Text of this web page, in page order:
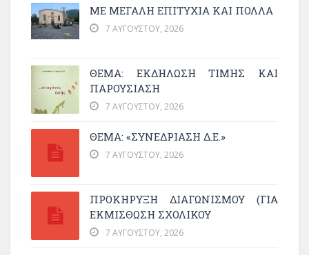
ΜΕ ΜΕΓΆΛΗ ΕΠΙΤΥΧΊΑ ΚΑΙ ΠΟΛΛΆ
7 ΑΥΓΟΎΣΤΟΥ, 2026
ΘΈΜΑ: ΕΚΔΉΛΩΣΗ ΤΙΜΉΣ ΚΑΙ
ΠΑΡΟΥΣΊΑΣΗ
7 ΑΥΓΟΎΣΤΟΥ, 2026
ΘΕΜΑ: «ΣΥΝΕΔΡΊΑΣΗ Δ.Ε.»
7 ΑΥΓΟΎΣΤΟΥ, 2026
ΠΡΟΚΗΡΥΞΗ ΔΙΑΓΩΝΙΣΜΟΥ (ΓΙΑ
ΕΚΜΊΣΘΩΣΗ ΣΧΟΛΙΚΟΎ
7 ΑΥΓΟΎΣΤΟΥ, 2026